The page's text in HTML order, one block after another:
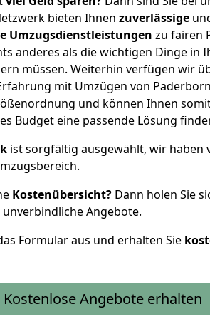
bieten Ihnen zuverlässige
Umzugsdienstleistungen zu fairen
anderes als die wichtigen Dinge in
müssen. Weiterhin verfügen wir
mit Umzügen von
und können Ihnen
Budget eine passende Lösung
ist sorgfältig ausgewählt, wir haben
Kostenübersicht? Dann holen Sie
Angebote.
Formular aus und erhalten Sie
Kostenlose Angebote erhalten